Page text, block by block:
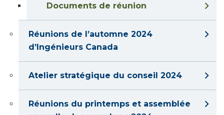
Documents de réunion
Réunions de l’automne 2024
d’Ingénieurs Canada
Atelier stratégique du conseil 2024
Réunions du printemps et assemblée